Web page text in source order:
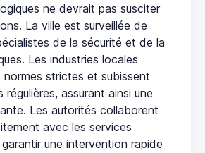
ne devrait pas susciter
La ville est surveillée de
de la sécurité et de la
Les industries locales
strictes et subissent
assurant ainsi une
Les autorités collaborent
avec les services
une intervention rapide